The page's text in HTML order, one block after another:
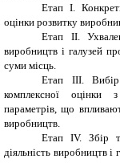
Етап I.
оцінки розвитку
Етап II.
виробництв і галузей
суми місць.
Етап III. Вибір
комплексної оцінки
параметрів, що
виробництв.
Етап IV. Збір
діяльність виробництв і